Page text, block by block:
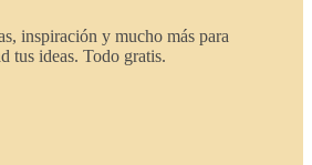
inspiración y mucho más para
tus ideas. Todo gratis.